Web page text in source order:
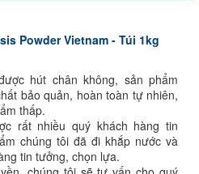
Powder Vietnam - Túi 1kg
hút chân không, sản phẩm
bảo quản, hoàn toàn tự nhiên,
thấp.
rất nhiều quý khách hàng tin
chúng tôi đã đi khắp nước và
tin tưởng, chọn lựa.